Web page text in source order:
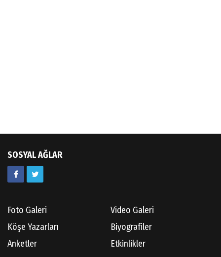
SOSYAL AĞLAR
Foto Galeri
Video Galeri
Köşe Yazarları
Biyografiler
Anketler
Etkinlikler